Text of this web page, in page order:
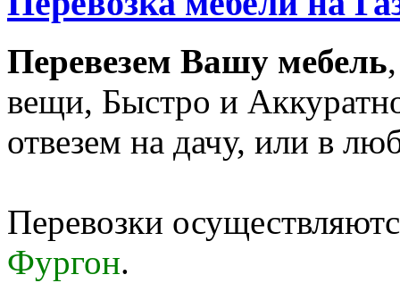
Перевезем Вашу мебель
вещи, Быстро и
отвезем на дачу, или в
Перевозки
Фургон.